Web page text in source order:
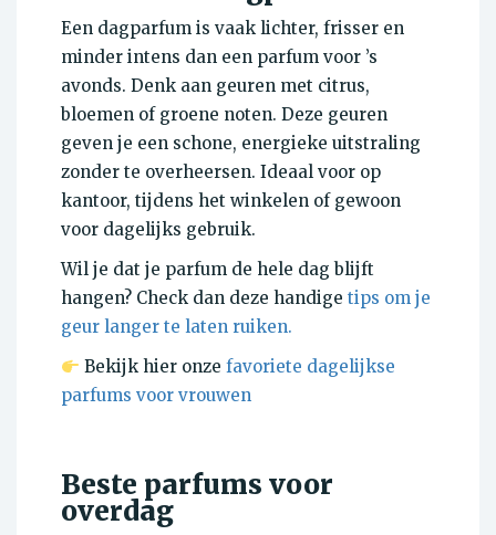
Een dagparfum is vaak lichter, frisser en
minder intens dan een parfum voor ’s
avonds. Denk aan geuren met citrus,
bloemen of groene noten. Deze geuren
geven je een schone, energieke uitstraling
zonder te overheersen. Ideaal voor op
kantoor, tijdens het winkelen of gewoon
voor dagelijks gebruik.
Wil je dat je parfum de hele dag blijft
hangen? Check dan deze handige tips om je
geur langer te laten ruiken.
Bekijk hier onzefavoriete dagelijkse
parfums voor vrouwen
Beste parfums voor
overdag